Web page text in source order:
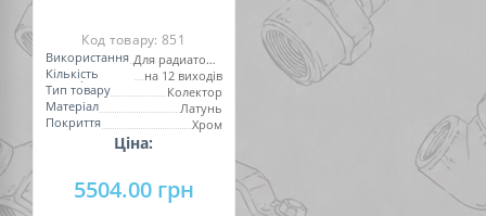
Код товару:851
Використання
Для радиаторов
Кількість
виходів
на 12 виходів
Тип товару
Колектор
Матеріал
Латунь
Покриття
Хром
Ціна:
5504.00 грн